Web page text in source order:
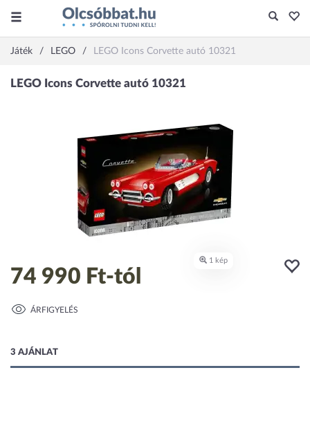
Játék LEGO LEGO Icons Corvette autó 10321
74 990 Ft-tól
ÁRFIGYELÉS
3 AJÁNLAT